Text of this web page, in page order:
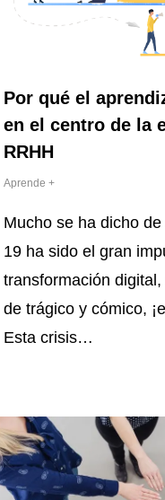
Por qué el
en el centro de la
RRHH
Aprende +
Mucho se ha dicho
19 ha sido el gran
transformación
de trágico y cómico,
Esta crisis…